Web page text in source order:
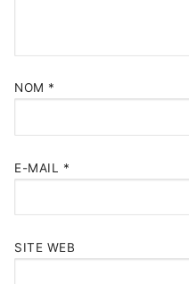
NOM *
E-MAIL *
SITE WEB